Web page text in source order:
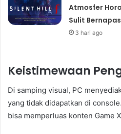
Atmosfer
Sulit Bernapas
3 hari ago
Keistimewaan
Di samping visual, PC
yang tidak didapatkan di
bisa memperluas konten Game